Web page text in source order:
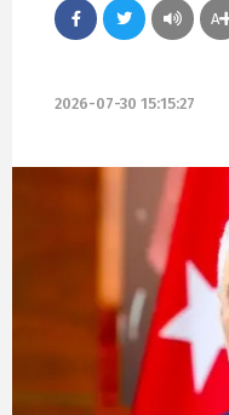
A
2026-07-30 15:15:27